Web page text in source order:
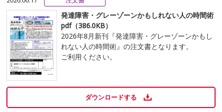
発達障害・グレーゾーンかもしれない人の時間術
pdf（386.0KB）
2026年8月新刊『発達障害・グレーゾーンかもし
れない人の時間術』の注文書となります。
ご利用ください。
ダウンロードする